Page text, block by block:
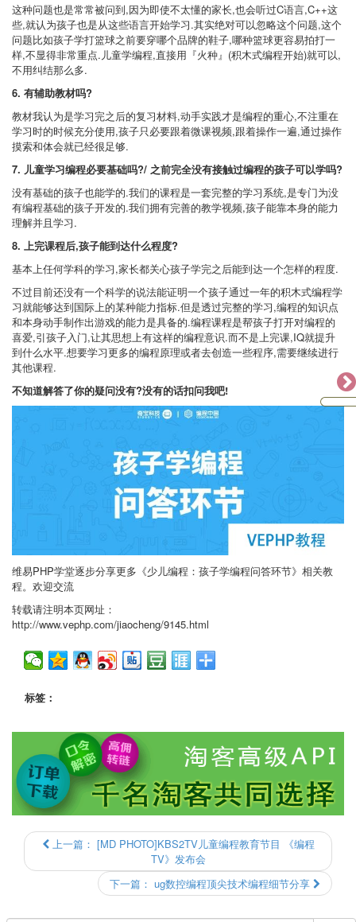
这种问题也是常常被问到,因为即使不太懂的家长,也会听过C语言,C++这
些,就认为孩子也是从这些语言开始学习.其实绝对可以忽略这个问题,这个
问题比如孩子学打篮球之前要穿哪个品牌的鞋子,哪种篮球更容易拍打一
样,不显得非常重点.儿童学编程,直接用『火种』(积木式编程开始)就可以,
不用纠结那么多.
6. 有辅助教材吗?
教材我认为是学习完之后的复习材料,动手实践才是编程的重心,不注重在
学习时的时候充分使用,孩子只必要跟着微课视频,跟着操作一遍,通过操作
摸索和体会就已经很足够.
7. 儿童学习编程必要基础吗?/ 之前完全没有接触过编程的孩子可以学吗?
没有基础的孩子也能学的.我们的课程是一套完整的学习系统,是专门为没
有编程基础的孩子开发的.我们拥有完善的教学视频,孩子能靠本身的能力
理解并且学习.
8. 上完课程后,孩子能到达什么程度?
基本上任何学科的学习,家长都关心孩子学完之后能到达一个怎样的程度.
不过目前还没有一个科学的说法能证明一个孩子通过一年的积木式编程学
习就能够达到国际上的某种能力指标.但是透过完整的学习,编程的知识点
和本身动手制作出游戏的能力是具备的.编程课程是帮孩子打开对编程的
喜爱,引孩子入门,让其思想上有这样的编程意识.而不是上完课,IQ就提升
到什么水平.想要学习更多的编程原理或者去创造一些程序,需要继续进行
其他课程.
不知道解答了你的疑问没有?没有的话扣问我吧!
维易PHP学堂逐步分享更多《少儿编程：孩子学编程问答环节》相关教
程。欢迎交流
转载请注明本页网址：
http://www.vephp.com/jiaocheng/9145.html
标签：
上一篇： [MD PHOTO]KBS2TV儿童编程教育节目 《编程
TV》发布会
下一篇： ug数控编程顶尖技术编程细节分享